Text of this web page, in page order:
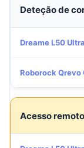
Deteção de
Dreame L50
Roborock Qrevo
Acesso